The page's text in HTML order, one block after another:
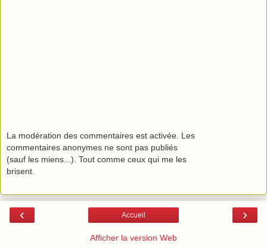
La modération des commentaires est activée. Les
commentaires anonymes ne sont pas publiés
(sauf les miens...). Tout comme ceux qui me les
brisent.
‹ ›
Accueil
Afficher la version Web